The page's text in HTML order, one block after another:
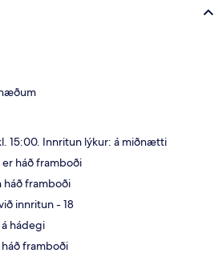
15:00. Innritun lýkur: á miðnætti
háð framboði
háð framboði
innritun - 18
hádegi
framboði